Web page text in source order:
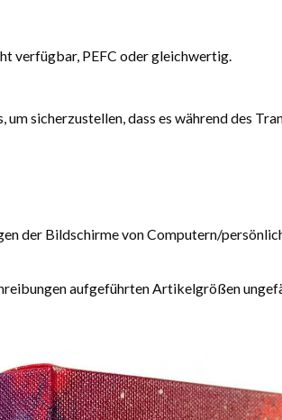
verfügbar, PEFC oder gleichwertig.
sicherzustellen, dass es während des
der Bildschirme von Computern/
aufgeführten Artikelgrößen